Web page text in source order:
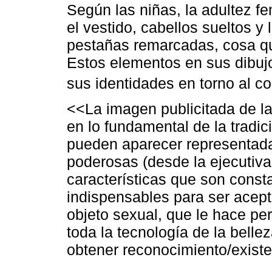
Según las niñas, la adultez
el vestido, cabellos sueltos y
pestañas remarcadas, cosa
Estos elementos en sus
sus identidades en torno al
<<La imagen publicitada de
en lo fundamental de la
pueden aparecer
poderosas (desde la
características que son
indispensables para ser
objeto sexual, que le hace
toda la tecnología de la
obtener reconocimiento/